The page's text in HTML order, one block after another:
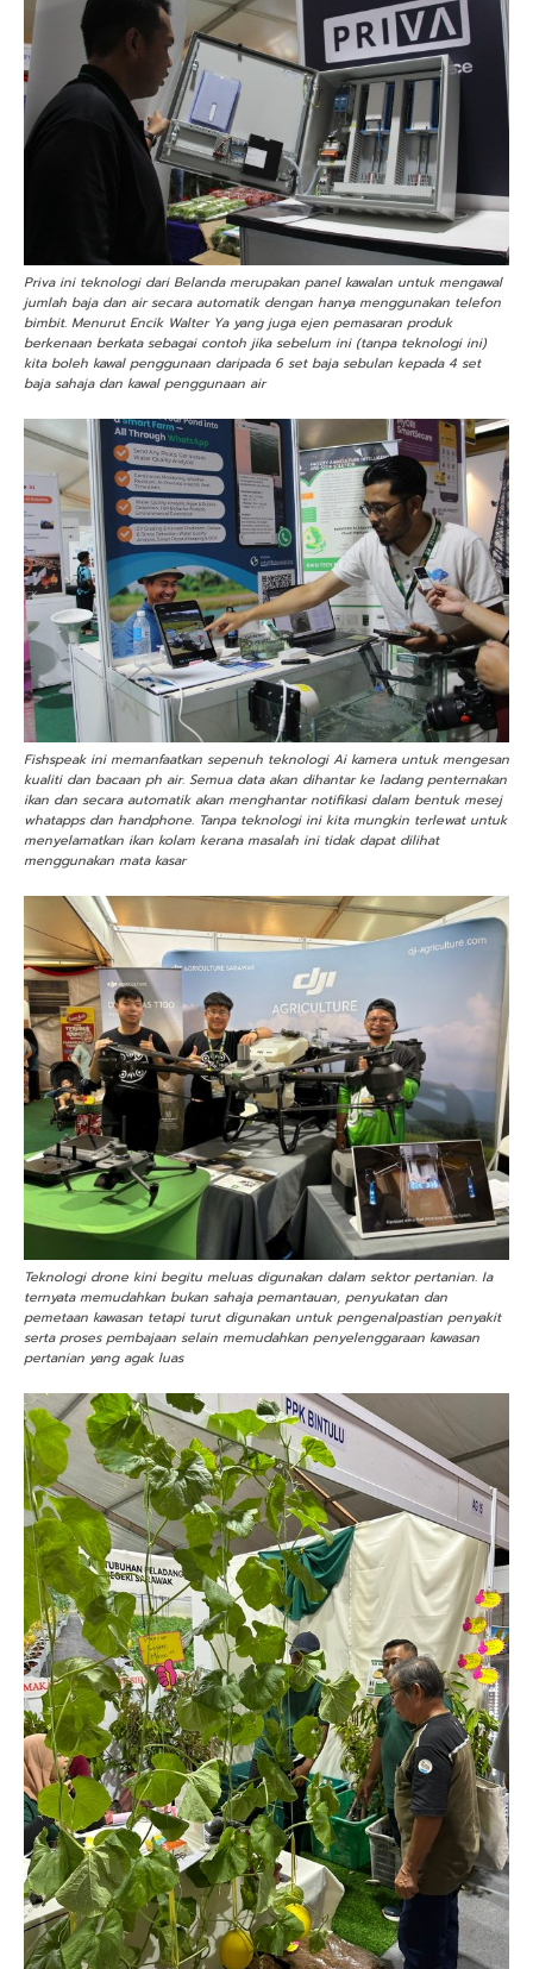
Priva ini teknologi dari Belanda merupakan panel kawalan untuk mengawal
jumlah baja dan air secara automatik dengan hanya menggunakan telefon
bimbit. Menurut Encik Walter Ya yang juga ejen pemasaran produk
berkenaan berkata sebagai contoh jika sebelum ini (tanpa teknologi ini)
kita boleh kawal penggunaan daripada 6 set baja sebulan kepada 4 set
baja sahaja dan kawal penggunaan air
Fishspeak ini memanfaatkan sepenuh teknologi Ai kamera untuk mengesan
kualiti dan bacaan ph air. Semua data akan dihantar ke ladang penternakan
ikan dan secara automatik akan menghantar notifikasi dalam bentuk mesej
whatapps dan handphone. Tanpa teknologi ini kita mungkin terlewat untuk
menyelamatkan ikan kolam kerana masalah ini tidak dapat dilihat
menggunakan mata kasar
Teknologi drone kini begitu meluas digunakan dalam sektor pertanian. Ia
ternyata memudahkan bukan sahaja pemantauan, penyukatan dan
pemetaan kawasan tetapi turut digunakan untuk pengenalpastian penyakit
serta proses pembajaan selain memudahkan penyelenggaraan kawasan
pertanian yang agak luas